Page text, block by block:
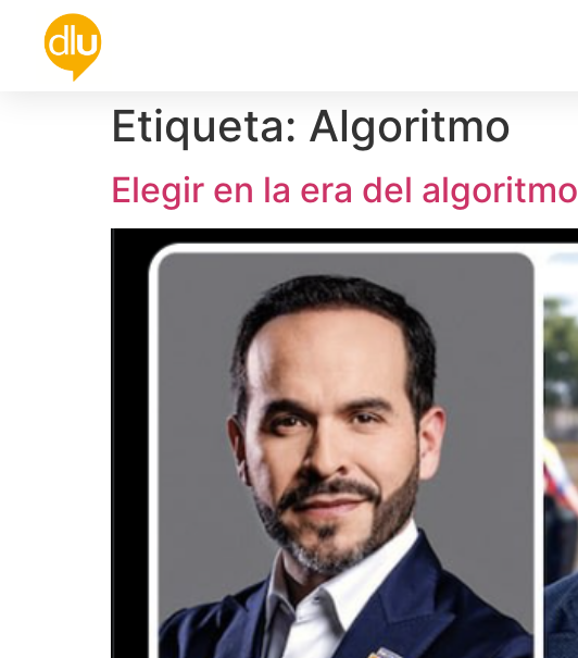
Etiqueta: Algoritmo
Elegir en la era del algoritmo